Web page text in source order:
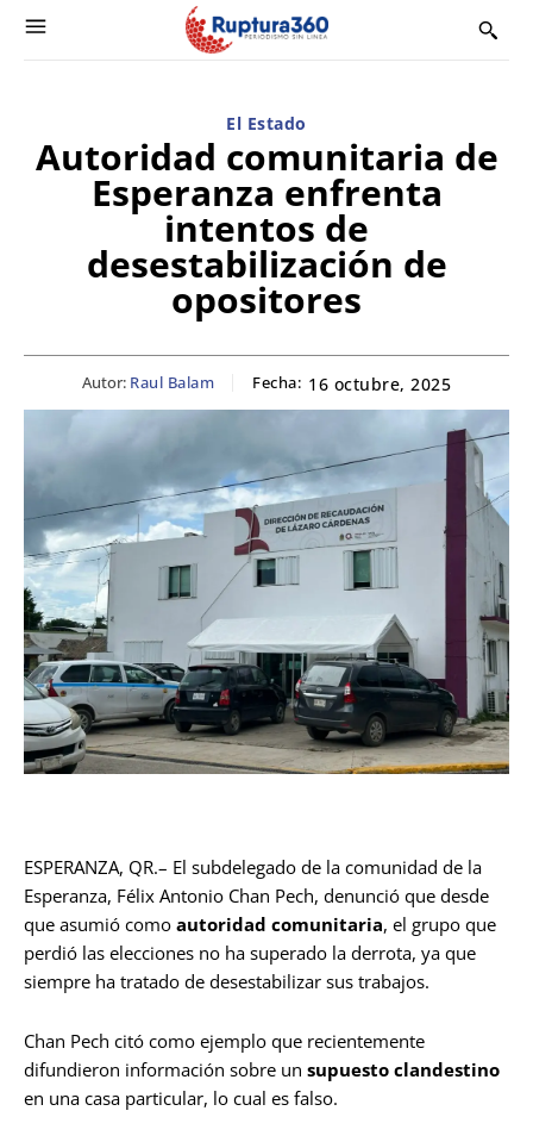
El Estado
Autoridad comunitaria de
Esperanza enfrenta
intentos de
desestabilización de
opositores
Autor: Raul Balam Fecha: 16 octubre, 2025
ESPERANZA, QR.– El subdelegado de la comunidad de la
Esperanza, Félix Antonio Chan Pech, denunció que desde
que asumió como autoridad comunitaria, el grupo que
perdió las elecciones no ha superado la derrota, ya que
siempre ha tratado de desestabilizar sus trabajos.
Chan Pech citó como ejemplo que recientemente
difundieron información sobre un supuesto clandestino
en una casa particular, lo cual es falso.